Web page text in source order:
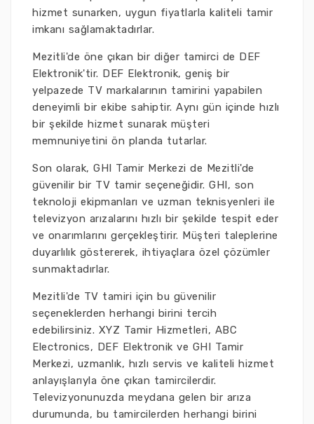
hizmet sunarken, uygun fiyatlarla kaliteli tamir
imkanı sağlamaktadırlar.
Mezitli'de öne çıkan bir diğer tamirci de DEF
Elektronik'tir. DEF Elektronik, geniş bir
yelpazede TV markalarının tamirini yapabilen
deneyimli bir ekibe sahiptir. Aynı gün içinde hızlı
bir şekilde hizmet sunarak müşteri
memnuniyetini ön planda tutarlar.
Son olarak, GHI Tamir Merkezi de Mezitli'de
güvenilir bir TV tamir seçeneğidir. GHI, son
teknoloji ekipmanları ve uzman teknisyenleri ile
televizyon arızalarını hızlı bir şekilde tespit eder
ve onarımlarını gerçekleştirir. Müşteri taleplerine
duyarlılık göstererek, ihtiyaçlara özel çözümler
sunmaktadırlar.
Mezitli'de TV tamiri için bu güvenilir
seçeneklerden herhangi birini tercih
edebilirsiniz. XYZ Tamir Hizmetleri, ABC
Electronics, DEF Elektronik ve GHI Tamir
Merkezi, uzmanlık, hızlı servis ve kaliteli hizmet
anlayışlarıyla öne çıkan tamircilerdir.
Televizyonunuzda meydana gelen bir arıza
durumunda, bu tamircilerden herhangi birini